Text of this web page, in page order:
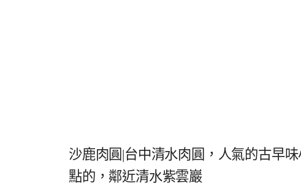
沙鹿肉圓|台中清水肉圓，人氣的古早
點的，鄰近清水紫雲巖